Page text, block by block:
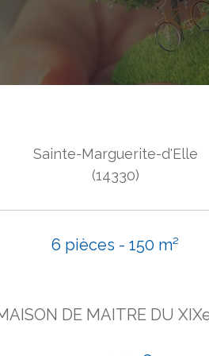
Sainte-Marguerite-d'Elle
(14330)
6 pièces - 150 m²
DE MAITRE DU